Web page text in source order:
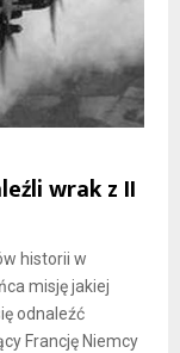
wrak z II
historii w
misję jakiej
odnaleźć
Francję Niemcy